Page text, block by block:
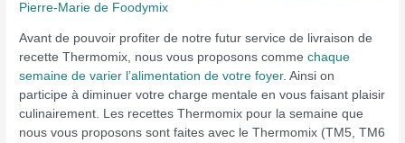
Pierre-Marie de Foodymix
Avant de pouvoir profiter de notre futur service de livraison de
recette Thermomix, nous vous proposons commechaque
semaine de varier l’alimentation de votre foyer. Ainsi on
participe à diminuer votre charge mentale en vous faisant plaisir
culinairement. Les recettes Thermomix pour la semaine que
nous vous proposons sont faites avec le Thermomix (TM5, TM6